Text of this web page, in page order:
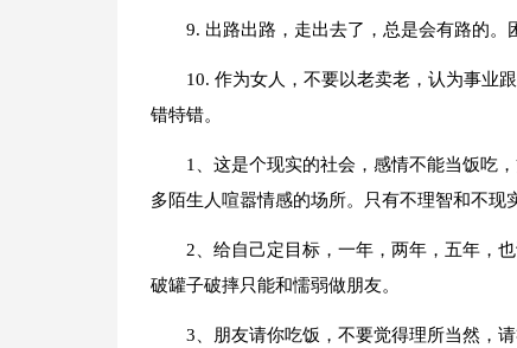
9. 出路出路，走出去了，总是会有路的。
10. 作为女人，不要以老卖老，认为事业
错特错。
1、这是个现实的社会，感情不能当饭吃
多陌生人喧嚣情感的场所。只有不理智和不现
2、给自己定目标，一年，两年，五年，
破罐子破摔只能和懦弱做朋友。
3、朋友请你吃饭，不要觉得理所当然，